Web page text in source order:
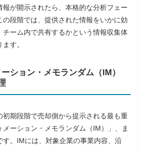
報が開示されたら、本格的な分析フェー
の段階では、提供された情報をいかに効
チーム内で共有するかという情報収集体
す。
ション・メモランダム（IM）
初期段階で売却側から提示される最も重
ーション・メモランダム（IM）」、ま
す。IMには、対象企業の事業内容、沿